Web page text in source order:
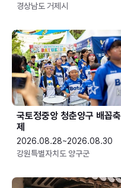
경상남도 거제시
국토정중앙 청춘양구 배꼽축
제
2026.08.28~2026.08.30
강원특별자치도 양구군